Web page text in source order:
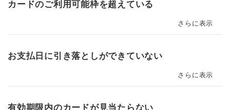
カードのご利用可能枠を超えている
さらに表示
お支払日に引き落としができていない
さらに表示
有効期限内のカードが見当たらない